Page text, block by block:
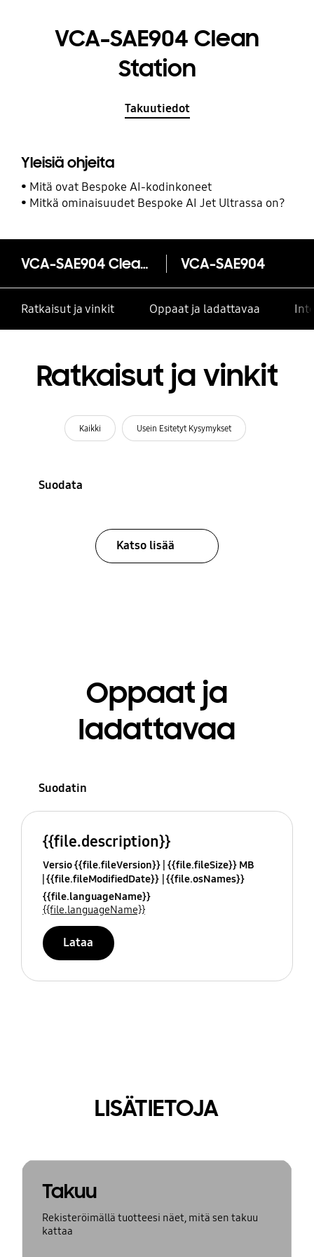
VCA-SAE904 Clean
Station
Takuutiedot
Yleisiä ohjeita
Mitä ovat Bespoke AI-kodinkoneet
Mitkä ominaisuudet Bespoke AI Jet Ultrassa on?
VCA-SAE904 Clean Station VCA-SAE904
Ratkaisut ja vinkit Oppaat ja ladattavaa
Ratkaisut ja vinkit
Kaikki Usein Esitetyt Kysymykset
Suodata
Katso lisää
Oppaat ja
ladattavaa
Suodatin
{{file.description}}
Versio {{file.fileVersion}} {{file.fileSize}} MB
{{file.fileModifiedDate}} {{file.osNames}}
{{file.languageName}}
{{file.languageName}}
Lataa
LISÄTIETOJA
Takuu
Rekisteröimällä tuotteesi näet, mitä sen takuu
kattaa